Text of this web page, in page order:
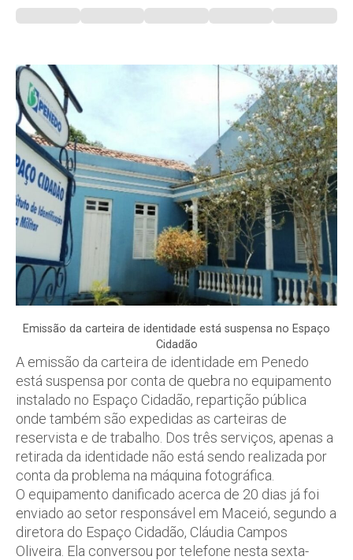
Emissão da carteira de identidade está suspensa no Espaço
Cidadão
A emissão da carteira de identidade em Penedo
está suspensa por conta de quebra no equipamento
instalado no Espaço Cidadão, repartição pública
onde também são expedidas as carteiras de
reservista e de trabalho. Dos três serviços, apenas a
retirada da identidade não está sendo realizada por
conta da problema na máquina fotográfica.
O equipamento danificado acerca de 20 dias já foi
enviado ao setor responsável em Maceió, segundo a
diretora do Espaço Cidadão, Cláudia Campos
Oliveira. Ela conversou por telefone nesta sexta-